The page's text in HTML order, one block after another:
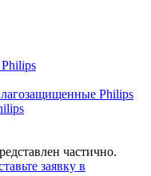
Philips
частично.
заявку в